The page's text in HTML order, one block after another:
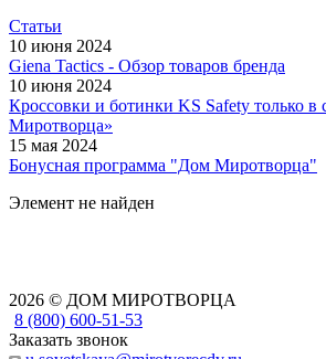
Статьи
10 июня 2024
Giena Tactics - Обзор товаров бренда
10 июня 2024
Кроссовки и ботинки KS Safety только в
Миротворца»
15 мая 2024
Бонусная программа "Дом Миротворца"
Элемент не найден
2026 © ДОМ МИРОТВОРЦА
8 (800) 600-51-53
Заказать звонок